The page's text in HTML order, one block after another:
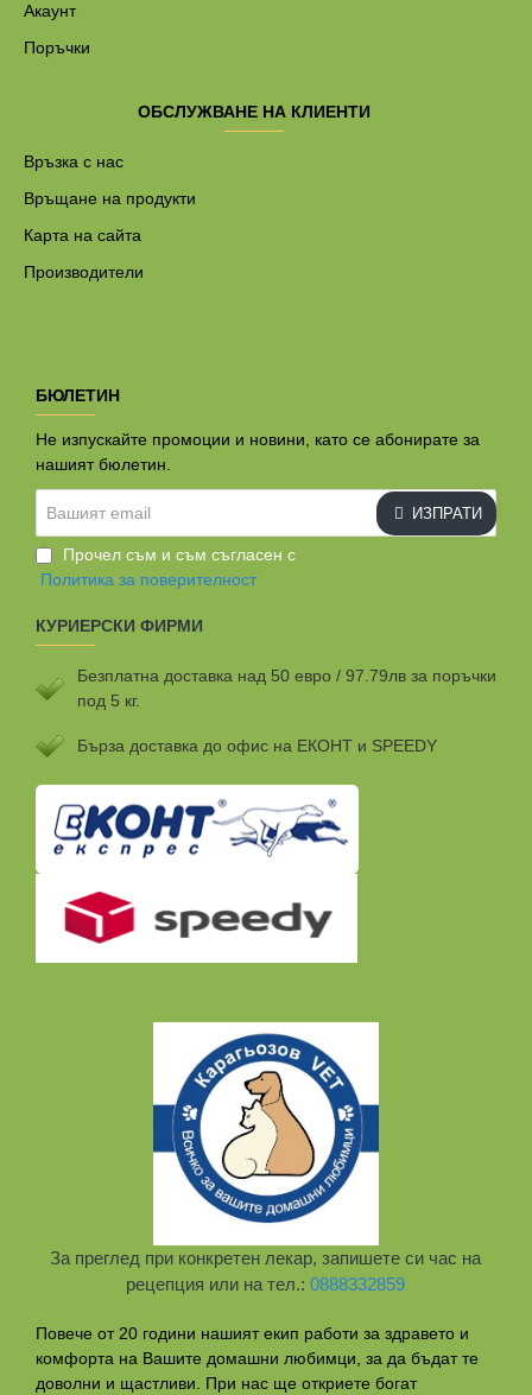
Акаунт
Поръчки
ОБСЛУЖВАНЕ НА КЛИЕНТИ
Връзка с нас
Връщане на продукти
Карта на сайта
Производители
БЮЛЕТИН
Не изпускайте промоции и новини, като се абонирате за
нашият бюлетин.
email
ИЗПРАТИ
Прочел съм и съм съгласен с
Политика за поверителност
КУРИЕРСКИ ФИРМИ
Безплатна доставка над 50 евро / 97.79лв за поръчки
под 5 кг.
Бързa доставка до офис на ЕКОНТ и SPEEDY
За преглед при конкретен лекар, запишете си час на
рецепция или на тел.:0888332859
Повече от 20 години нашият екип работи за здравето и
комфорта на Вашите домашни любимци, за да бъдат те
доволни и щастливи. При нас ще откриете богат